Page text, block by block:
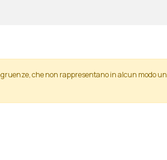
che non rappresentano in alcun modo un